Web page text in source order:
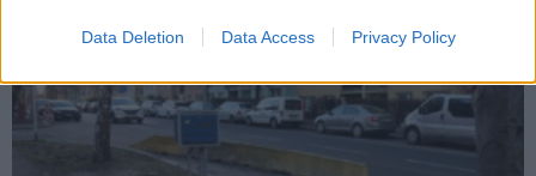
Data Deletion Data Access Privacy Policy